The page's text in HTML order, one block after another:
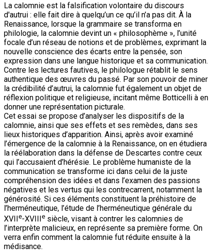
La calomnie est la falsification volontaire du discours
d'autrui : elle fait dire à quelqu’un ce qu’il n’a pas dit. À la
Renaissance, lorsque la grammaire se transforma en
philologie, la calomnie devint un « philosophème », l’unité
focale d’un réseau de notions et de problèmes, exprimant la
nouvelle conscience des écarts entre la pensée, son
expression dans une langue historique et sa communication.
Contre les lectures fautives, le philologue rétablit le sens
authentique des œuvres du passé. Par son pouvoir de miner
la crédibilité d’autrui, la calomnie fut également un objet de
réflexion politique et religieuse, incitant même Botticelli à en
donner une représentation picturale.
Cet essai se propose d’analyser les dispositifs de la
calomnie, ainsi que ses effets et ses remèdes, dans ses
lieux historiques d’apparition. Ainsi, après avoir examiné
l’émergence de la calomnie à la Renaissance, on en étudiera
la réélaboration dans la défense de Descartes contre ceux
qui l’accusaient d’hérésie. Le problème humaniste de la
communication se transforme ici dans celui de la juste
compréhension des idées et dans l’examen des passions
négatives et les vertus qui les contrecarrent, notamment la
générosité. Si ces éléments constituent la préhistoire de
l’herméneutique, l’étude de l’herméneutique générale du
XVIIe-XVIIIe siècle, visant à contrer les calomnies de
l’interprète malicieux, en représente sa première forme. On
verra enfin comment la calomnie fut réduite ensuite à la
médisance.